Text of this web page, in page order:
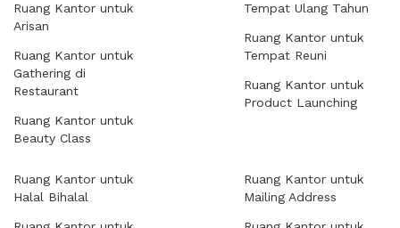
Ruang Kantor untuk
Arisan
Ruang Kantor untuk
Gathering di
Restaurant
Ruang Kantor untuk
Beauty Class
Tempat Ulang Tahun
Ruang Kantor untuk
Tempat Reuni
Ruang Kantor untuk
Product Launching
Ruang Kantor untuk
Halal Bihalal
Ruang Kantor untuk
Mailing Address